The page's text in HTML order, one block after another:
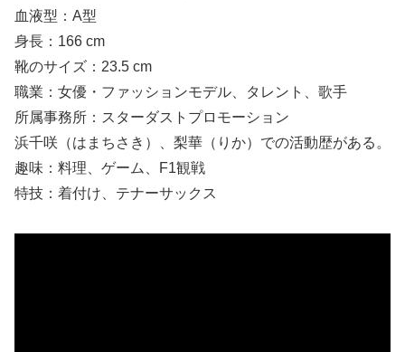
血液型：A型
身長：166 cm
靴のサイズ：23.5 cm
職業：女優・ファッションモデル、タレント、歌手
所属事務所：スターダストプロモーション
浜千咲（はまちさき）、梨華（りか）での活動歴がある。
趣味：料理、ゲーム、F1観戦
特技：着付け、テナーサックス